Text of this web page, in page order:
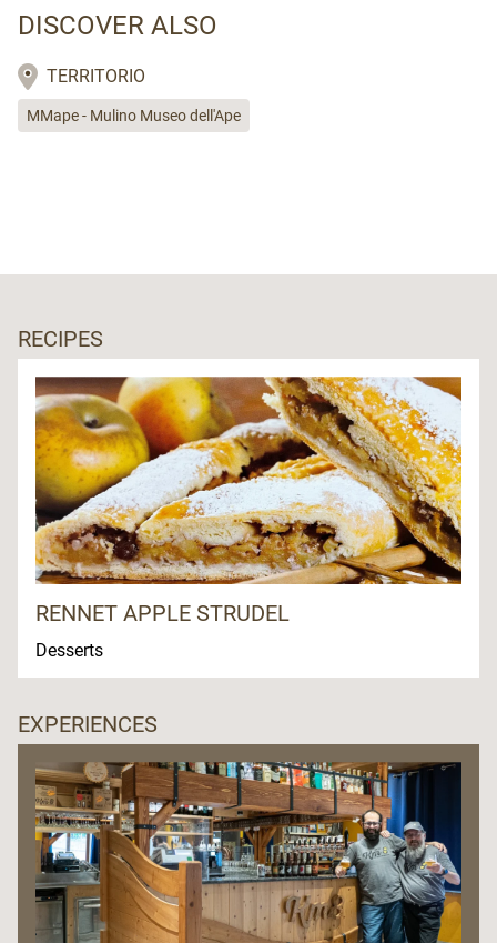
DISCOVER ALSO
TERRITORIO
MMape - Mulino Museo dell'Ape
RECIPES
RENNET APPLE STRUDEL
Desserts
EXPERIENCES